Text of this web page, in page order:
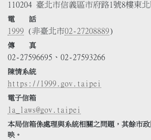
110204 臺北市信義區市府路1號8樓東北
電 話
1999 (非臺北市02-27208889)
傳 真
02-27596695、02-27593266
陳情系統
https://1999.gov.taipei
電子信箱
la_laws@gov.taipei
本局信箱係處理與系統相關之問題，其餘市
映。